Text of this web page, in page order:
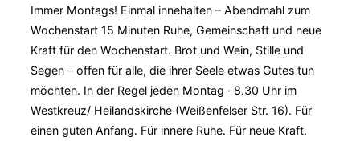
Immer Montags! Einmal innehalten – Abendmahl zum
Wochenstart 15 Minuten Ruhe, Gemeinschaft und neue
Kraft für den Wochenstart. Brot und Wein, Stille und
Segen – offen für alle, die ihrer Seele etwas Gutes tun
möchten. In der Regel jeden Montag · 8.30 Uhr im
Westkreuz/ Heilandskirche (Weißenfelser Str. 16). Für
einen guten Anfang. Für innere Ruhe. Für neue Kraft.